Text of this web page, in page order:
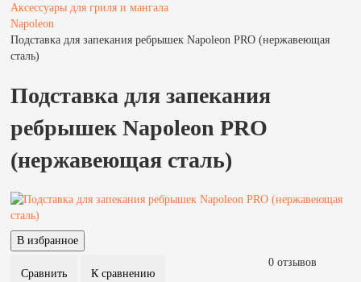
Аксессуары для гриля и мангала
Napoleon
Подставка для запекания ребрышек Napoleon PRO (нержавеющая
сталь)
Подставка для запекания
ребрышек Napoleon PRO
(нержавеющая сталь)
0 отзывов